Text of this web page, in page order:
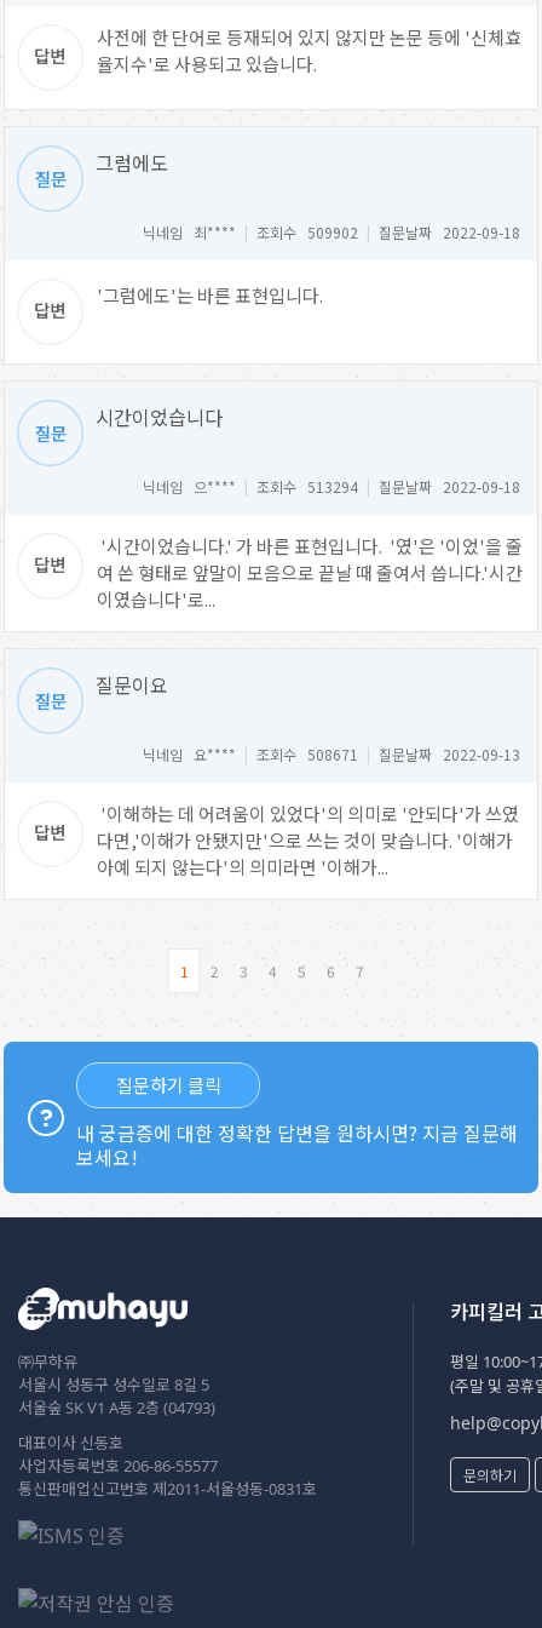
사전에 한 단어로 등재되어 있지 않지만 논문 등에 '신체효
율지수'로 사용되고 있습니다.
그럼에도
닉네임 최**** | 조회수 509902 | 질문날짜 2022-09-18
'그럼에도'는 바른 표현입니다.
시간이었습니다
닉네임 으**** | 조회수 513294 | 질문날짜 2022-09-18
'시간이었습니다.' 가 바른 표현입니다. '였'은 '이었'을 줄
여 쓴 형태로 앞말이 모음으로 끝날 때 줄여서 씁니다.'시간
이였습니다'로...
질문이요
닉네임 요**** | 조회수 508671 | 질문날짜 2022-09-13
'이해하는 데 어려움이 있었다'의 의미로 '안되다'가 쓰였
다면,'이해가 안됐지만'으로 쓰는 것이 맞습니다. '이해가
아예 되지 않는다'의 의미라면 '이해가...
1 2 3 4 5 6 7
질문하기 클릭
내 궁금증에 대한 정확한 답변을 원하시면? 지금 질문해
보세요!
㈜무하유
서울시 성동구 성수일로 8길 5
서울숲 SK V1 A동 2층 (04793)
대표이사 신동호
사업자등록번호 206-86-55577
통신판매업신고번호 제2011-서울성동-0831호
카피킬러
평일
(주말 및 공휴
문의하기